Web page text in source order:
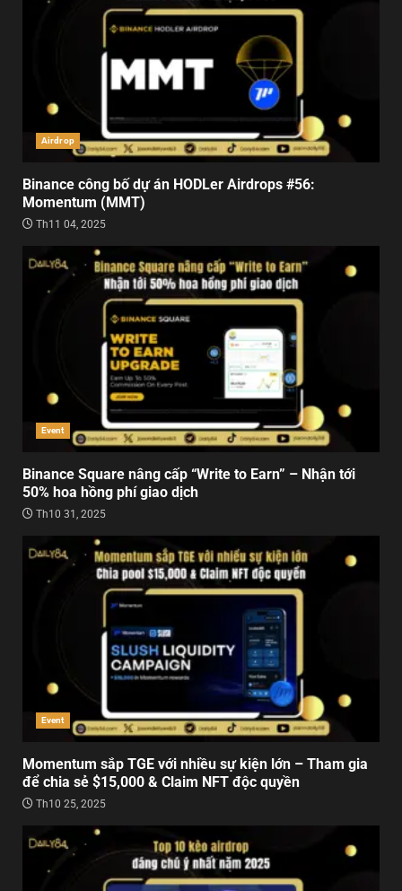
Airdrop
Binance công bố dự án HODLer Airdrops #56:
Momentum (MMT)
Th11 04, 2025
Event
Binance Square nâng cấp “Write to Earn” – Nhận tới
50% hoa hồng phí giao dịch
Th10 31, 2025
Event
Momentum sắp TGE với nhiều sự kiện lớn – Tham gia
để chia sẻ $15,000 & Claim NFT độc quyền
Th10 25, 2025